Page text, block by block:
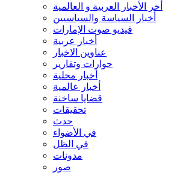
أخر الأخبار العربية و العالمية
أخبار السياسة والسياسيين
فيديو صوت الإمارات
أخبار عربية
عناوين الاخبار
حوارات وتقارير
أخبار محلية
أخبار عالمية
قضايا ساخنة
تحقيقات
حدث
في الأضواء
في الظل
مدونات
صور